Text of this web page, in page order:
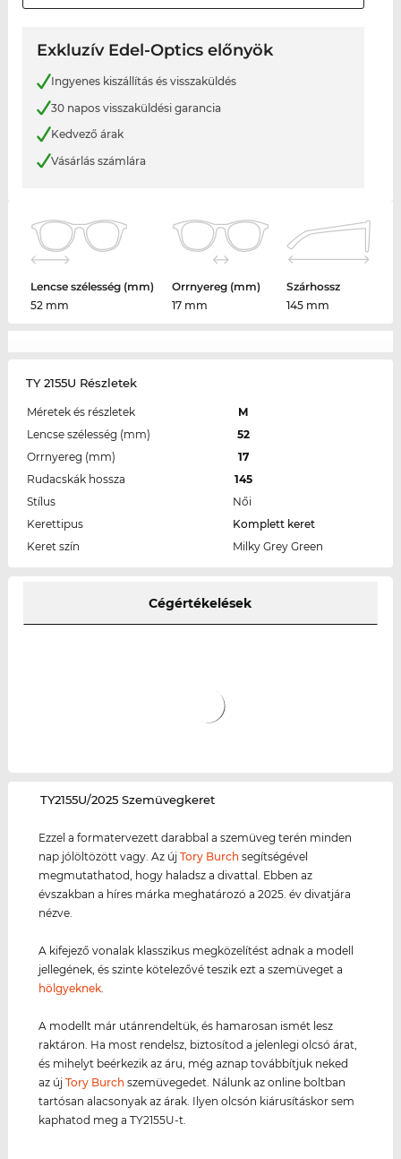
Exkluzív Edel-Optics előnyök
Ingyenes kiszállítás és visszaküldés
30 napos visszaküldési garancia
Kedvező árak
Vásárlás számlára
Lencse szélesség (mm)
52 mm
Orrnyereg (mm)
17 mm
Szárhossz
145 mm
TY 2155U Részletek
Méretek és részletek
M
Lencse szélesség (mm)
52
Orrnyereg (mm)
17
Rudacskák hossza
145
Stílus
Női
Kerettipus
Komplett keret
Keret szín
Milky Grey Green
Cégértékelések
‌TY2155U/2025 Szemüvegkeret
Ezzel a formatervezett darabbal a szemüveg terén minden
nap jólöltözött vagy. Az újTory Burch segítségével
megmutathatod, hogy haladsz a divattal. Ebben az
évszakban a híres márka meghatározó a 2025. év divatjára
nézve.
A kifejező vonalak klasszikus megközelítést adnak a modell
jellegének, és szinte kötelezővé teszik ezt a szemüveget a
hölgyeknek.
A modellt már utánrendeltük, és hamarosan ismét lesz
raktáron. Ha most rendelsz, biztosítod a jelenlegi olcsó árat,
és mihelyt beérkezik az áru, még aznap továbbítjuk neked
az újTory Burch szemüvegedet. Nálunk az online boltban
tartósan alacsonyak az árak. Ilyen olcsón kiárusításkor sem
kaphatod meg a TY2155U-t.